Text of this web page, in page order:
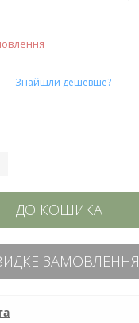
Знайшли дешевше?
ДО КОШИКА
ЗАМОВЛЕННЯ